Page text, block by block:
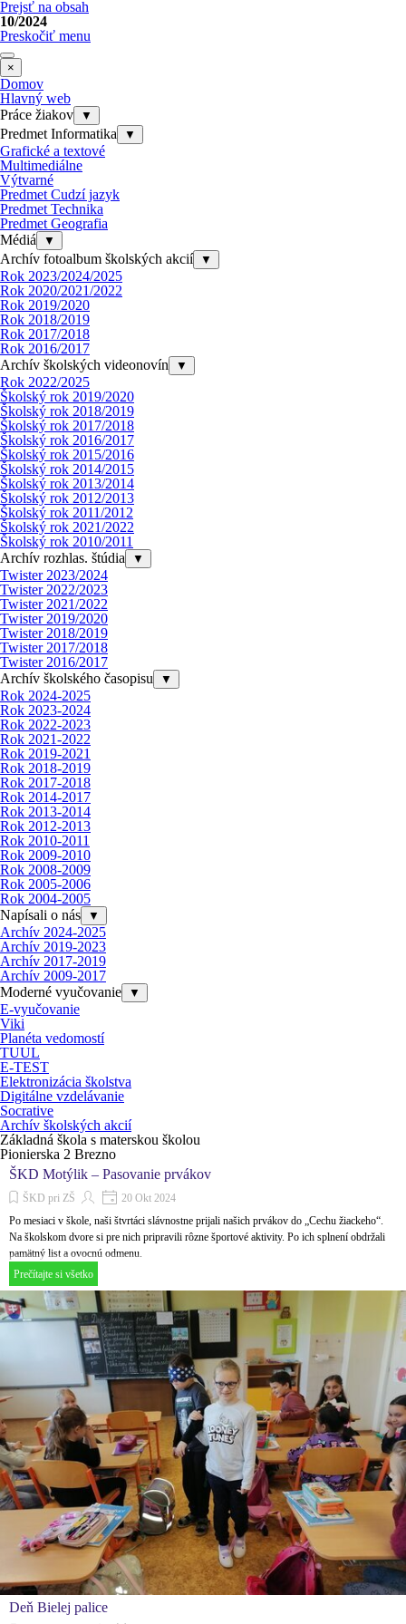
Prejsť na obsah
10/2024
Preskočiť menu
×
Domov
Hlavný web
Práce žiakov
▼
Predmet Informatika ▼
Grafické a textové
Multimediálne
Výtvarné
Predmet Cudzí jazyk
Predmet Technika
Predmet Geografia
Médiá
▼
Archív fotoalbum školských akcií ▼
Rok 2023/2024/2025
Rok 2020/2021/2022
Rok 2019/2020
Rok 2018/2019
Rok 2017/2018
Rok 2016/2017
Archív školských videonovín
▼
Rok 2022/2025
Školský rok 2019/2020
Školský rok 2018/2019
Školský rok 2017/2018
Školský rok 2016/2017
Školský rok 2015/2016
Školský rok 2014/2015
Školský rok 2013/2014
Školský rok 2012/2013
Školský rok 2011/2012
Školský rok 2021/2022
Školský rok 2010/2011
Archív rozhlas. štúdia
▼
Twister 2023/2024
Twister 2022/2023
Twister 2021/2022
Twister 2019/2020
Twister 2018/2019
Twister 2017/2018
Twister 2016/2017
Archív školského časopisu
▼
Rok 2024-2025
Rok 2023-2024
Rok 2022-2023
Rok 2021-2022
Rok 2019-2021
Rok 2018-2019
Rok 2017-2018
Rok 2014-2017
Rok 2013-2014
Rok 2012-2013
Rok 2010-2011
Rok 2009-2010
Rok 2008-2009
Rok 2005-2006
Rok 2004-2005
Napísali o nás
▼
Archív 2024-2025
Archív 2019-2023
Archív 2017-2019
Archív 2009-2017
Moderné vyučovanie
▼
E-vyučovanie
Viki
Planéta vedomostí
TUUL
E-TEST
Elektronizácia školstva
Digitálne vzdelávanie
Socrative
Archív školských akcií
Základná škola s materskou školou
Pionierska 2 Brezno
ŠKD Motýlik – Pasovanie prvákov
ŠKD pri ZŠ
20 Okt 2024
Po mesiaci v škole, naši štvrtáci slávnostne prijali našich prvákov do „Cechu žiackeho“.
Na školskom dvore si pre nich pripravili rôzne športové aktivity. Po ich splnení obdržali
pamätný list a ovocnú odmenu.
Prečítajte si všetko
Deň Bielej palice